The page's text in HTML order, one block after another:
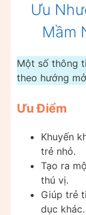
Ưu
Mầm
Một số thông
theo hướng
Ưu Điểm
Khuyến
trẻ nhỏ.
Tạo ra
thú vị.
Giúp trẻ
dục khác.